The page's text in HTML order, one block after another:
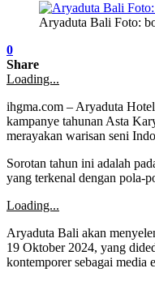
Aryaduta Bali Foto:
0
Share
Loading...
ihgma.com – Aryaduta
kampanye tahunan Asta
merayakan warisan seni
Sorotan tahun ini adalah
yang terkenal dengan pola-
Loading...
Aryaduta Bali akan
19 Oktober 2024, yang
kontemporer sebagai media